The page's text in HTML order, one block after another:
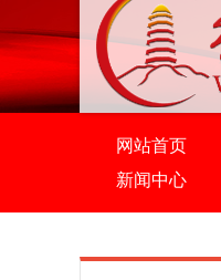
网站首页
新闻中心